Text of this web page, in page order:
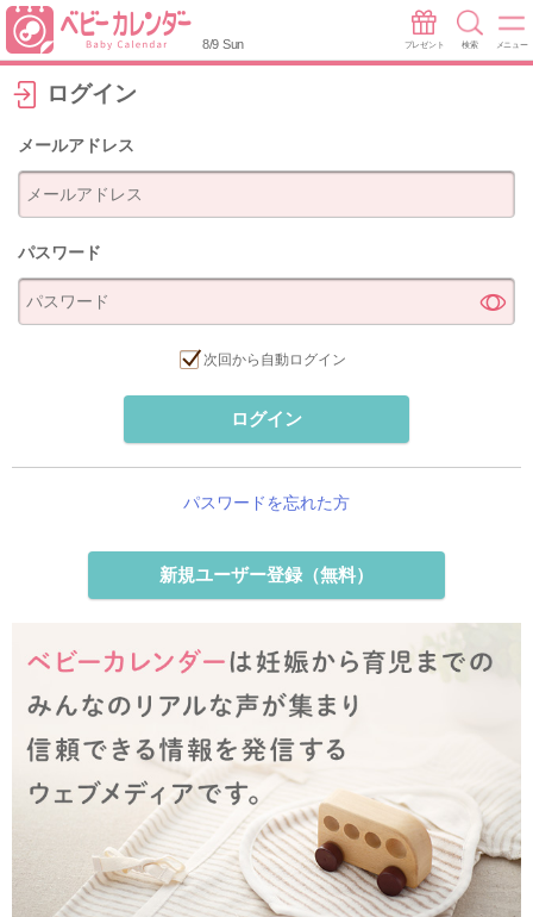
8/9 Sun プレゼント 検索 メニュー
ログイン
メールアドレス
パスワード
次回から自動ログイン
ログイン
パスワードを忘れた方
新規ユーザー登録（無料）